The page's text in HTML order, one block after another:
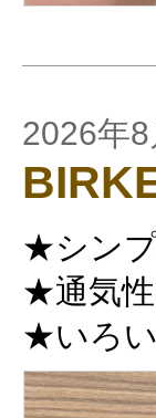
2026年
★シン
★通気性
★いろ